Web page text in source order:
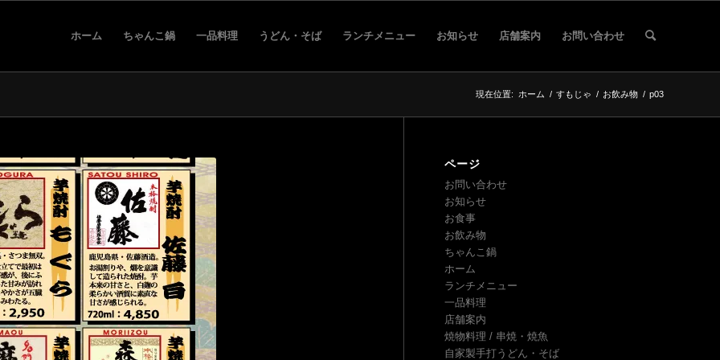
ホーム ちゃんこ鍋 一品料理 うどん・そば ランチメニュー お知らせ 店舗案内 お問い合わせ
現在位置: ホーム / すもじゃ / お飲み物 / p03
ページ
お問い合わせ
お知らせ
お食事
お飲み物
ちゃんこ鍋
ホーム
ランチメニュー
一品料理
店舗案内
焼物料理 / 串焼・焼魚
自家製手打うどん・そば